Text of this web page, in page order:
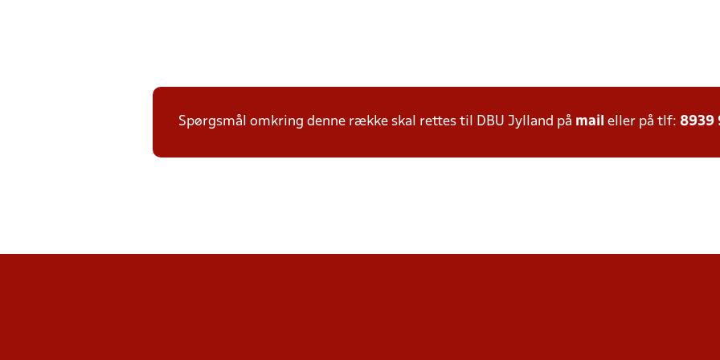
Spørgsmål omkring denne række skal rettes til DBU Jylland på mail eller på tlf: 8939